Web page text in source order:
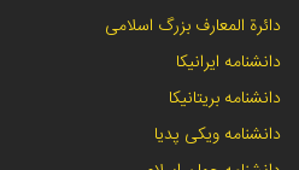
دائرة المعارف بزرگ اسلامی
دانشنامه ایرانیکا
دانشنامه بریتانیکا
دانشنامه ویکی پدیا